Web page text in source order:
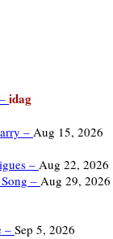
idag
– Aug 15, 2026
– Aug 22, 2026
– Aug 29, 2026
– Sep 5, 2026